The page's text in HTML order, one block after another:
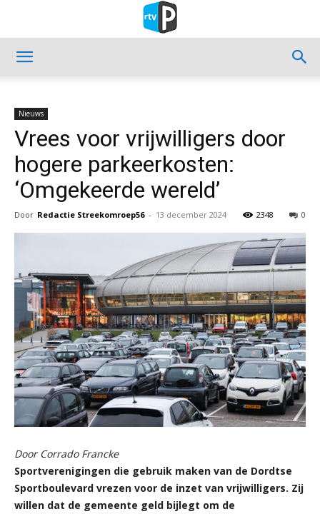
Nieuws
Vrees voor vrijwilligers door
hogere parkeerkosten:
‘Omgekeerde wereld’
Door Redactie Streekomroep56 - 13 december 2024 0
2348
Door Corrado Francke
Sportverenigingen die gebruik maken van de Dordtse
Sportboulevard vrezen voor de inzet van vrijwilligers. Zij
willen dat de gemeente geld bijlegt om de